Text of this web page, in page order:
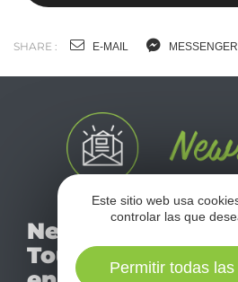
SHARE : E-MAIL MESSENGER
Newsletter
Tourismo
No se
déjese
Este sitio web usa
controlar las que
Permitir todas